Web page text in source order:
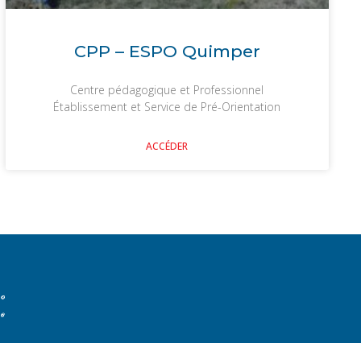
CPP – ESPO Quimper
Centre pédagogique et Professionnel
Établissement et Service de Pré-Orientation
ACCÉDER